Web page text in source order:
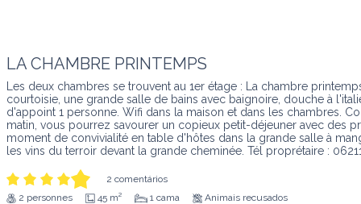
LA CHAMBRE PRINTEMPS
Les deux chambres se trouvent au 1er étage : La chambre
courtoisie, une grande salle de bains avec baignoire, douche à
d'appoint 1 personne. Wifi dans la maison et dans les chambres.
matin, vous pourrez savourer un copieux petit-déjeuner avec des
moment de convivialité en table d'hôtes dans la grande salle à
les vins du terroir devant la grande cheminée. Tél proprétaire :
2 comentários
2 personnes
45 m² 1 cama Animais recusados